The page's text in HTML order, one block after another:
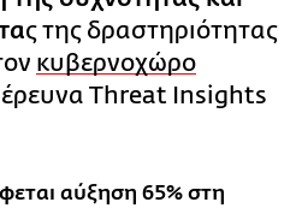
ς της δραστηριότητας
κυβερνοχώρο
έρευνα Threat Insights
αύξηση 65% στη